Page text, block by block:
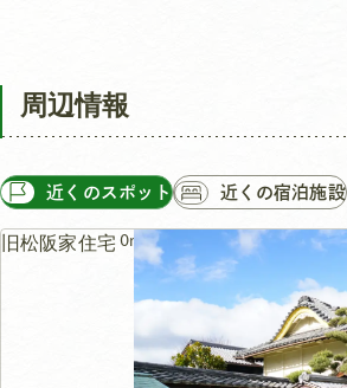
周辺情報
近くのスポット 近くの宿泊施設
旧松阪家住宅 0m